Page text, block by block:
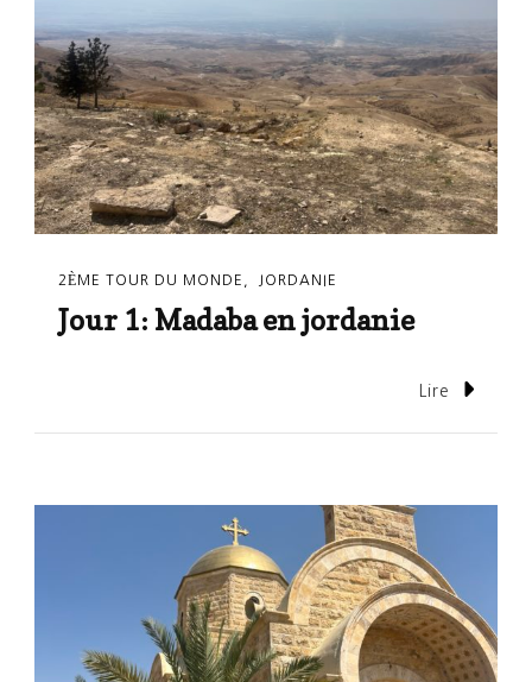
2ÈME TOUR DU MONDE JORDANIE
Jour 1: Madaba en jordanie
Lire